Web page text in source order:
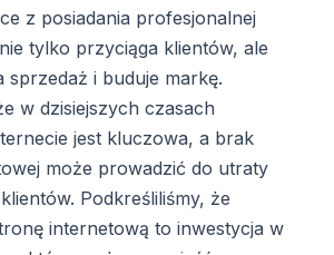
z posiadania profesjonalnej
tylko przyciąga klientów, ale
sprzedaż i buduje markę.
w dzisiejszych czasach
jest kluczowa, a brak
może prowadzić do utraty
Podkreśliliśmy, że
internetową to inwestycja w